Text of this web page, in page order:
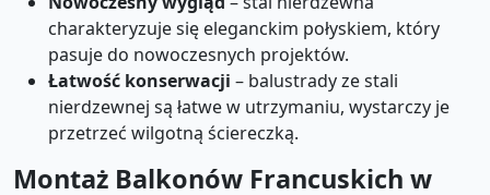
charakteryzuje się eleganckim połyskiem, który
pasuje do nowoczesnych projektów.
Łatwość konserwacji – balustrady ze stali
nierdzewnej są łatwe w utrzymaniu, wystarczy je
przetrzeć wilgotną ściereczką.
Montaż Balkonów Francuskich w